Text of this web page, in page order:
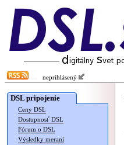
neprihlásený
DSL pripojenie
Ceny DSL
Dostupnosť DSL
Fórum o DSL
Výsledky meraní